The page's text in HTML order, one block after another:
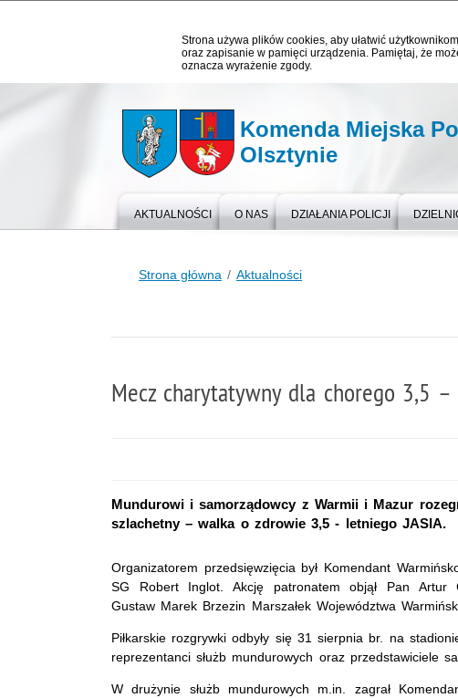
Strona używa plików cookies, aby ułatwić
oraz zapisanie w pamięci urządzenia. Pamiętaj, że
oznacza wyrażenie zgody.
Komenda Miejska
Olsztynie
AKTUALNOŚCI O NAS DZIAŁANIA POLICJI
Strona główna Aktualności
Mecz charytatywny dla chorego 3,5 –
Mundurowi i samorządowcy z Warmii i Mazur
szlachetny – walka o zdrowie 3,5 - letniego JASIA.
Organizatorem przedsięwzięcia był Komendant
SG Robert Inglot. Akcję patronatem objął Pan Artur
Gustaw Marek Brzezin Marszałek Województwa
Piłkarskie rozgrywki odbyły się 31 sierpnia br. na
reprezentanci służb mundurowych oraz przedstawiciele
W drużynie służb mundurowych m.in. zagrał